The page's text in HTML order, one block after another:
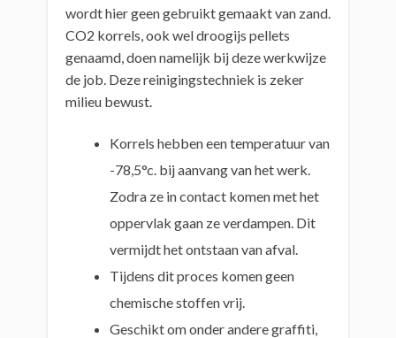
wordt hier geen gebruikt gemaakt van zand.
CO2 korrels, ook wel droogijs pellets
genaamd, doen namelijk bij deze werkwijze
de job. Deze reinigingstechniek is zeker
milieu bewust.
Korrels hebben een temperatuur van
-78,5°c. bij aanvang van het werk.
Zodra ze in contact komen met het
oppervlak gaan ze verdampen. Dit
vermijdt het ontstaan van afval.
Tijdens dit proces komen geen
chemische stoffen vrij.
Geschikt om onder andere graffiti,